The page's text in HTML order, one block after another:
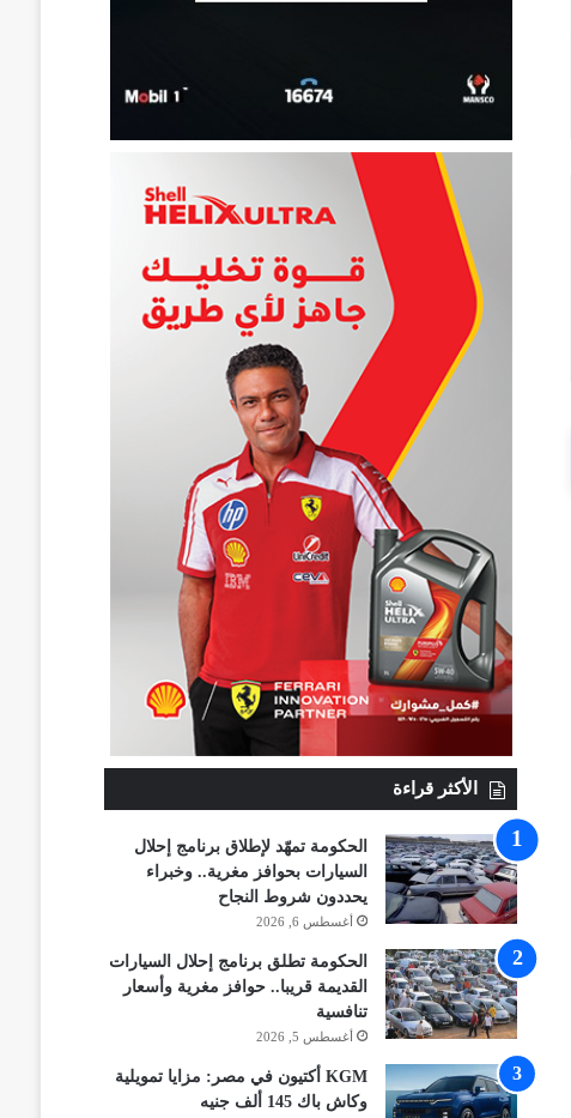
الأكثر قراءة
الحكومة تمهّد لإطلاق برنامج إحلال
السيارات بحوافز مغرية.. وخبراء
يحددون شروط النجاح
أغسطس 6, 2026
الحكومة تطلق برنامج إحلال السيارات
القديمة قريبا.. حوافز مغرية وأسعار
تنافسية
أغسطس 5, 2026
KGM أكتيون في مصر: مزايا تمويلية
وكاش باك 145 ألف جنيه